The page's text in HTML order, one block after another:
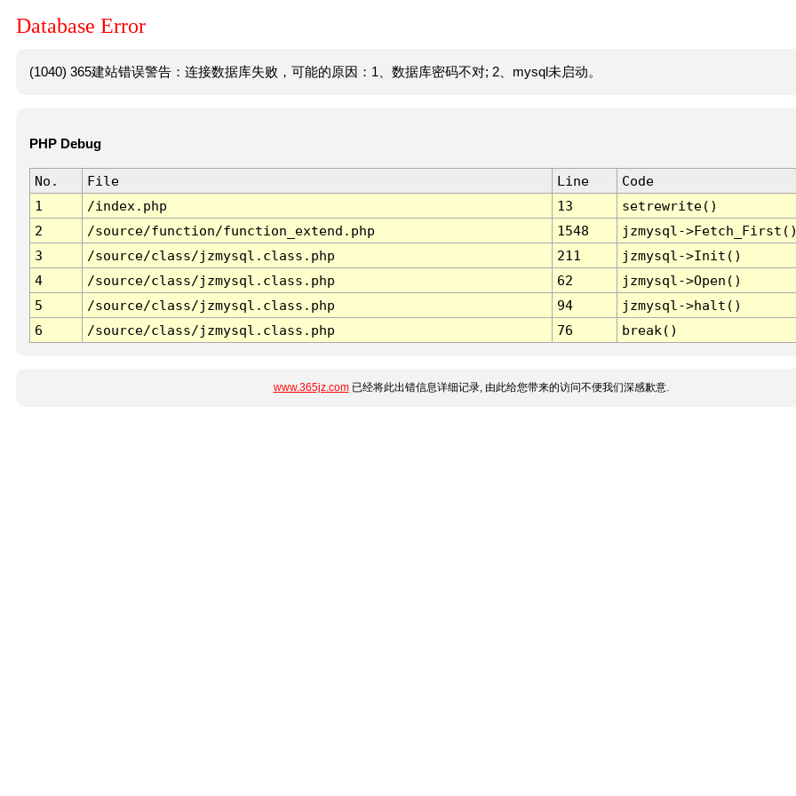
Database Error
(1040) 365建站错误警告：连接数据库失败，可能的原因：1、数据库密码不对; 2、mysql未启动。
PHP Debug
No. File Line
Code
1
/index.php 13
setrewrite()
2
/source/function/function_extend.php 1548
jzmysql-
3
/source/class/jzmysql.class.php 211
jzmysql->Init()
4
/source/class/jzmysql.class.php 62
jzmysql->Open()
5
/source/class/jzmysql.class.php 94
jzmysql->halt()
6
/source/class/jzmysql.class.php 76 break()
www.365jz.com已经将此出错信息详细记录, 由此给您带来的访问不便我们深感歉意.